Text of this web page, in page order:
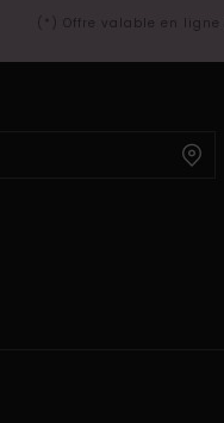
(*) Offre valable en